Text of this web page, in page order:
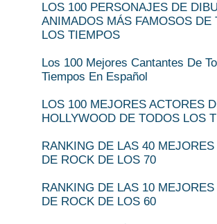
LOS 100 PERSONAJES DE
ANIMADOS MÁS FAMOSOS DE
LOS TIEMPOS
Los 100 Mejores Cantantes De
Tiempos En Español
LOS 100 MEJORES ACTORES
HOLLYWOOD DE TODOS LOS
RANKING DE LAS 40
DE ROCK DE LOS 70
RANKING DE LAS 10
DE ROCK DE LOS 60